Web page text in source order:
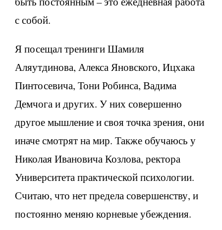
с собой.
Я посещал тренинги Шамиля
Аляутдинова, Алекса Яновского, Ицхака
Пинтосевича, Тони Робинса, Вадима
Демчога и других. У них совершенно
другое мышление и своя точка зрения, они
иначе смотрят на мир. Также обучаюсь у
Николая Ивановича Козлова, ректора
Университета практической психологии.
Считаю, что нет предела совершенству, и
постоянно меняю корневые убеждения.